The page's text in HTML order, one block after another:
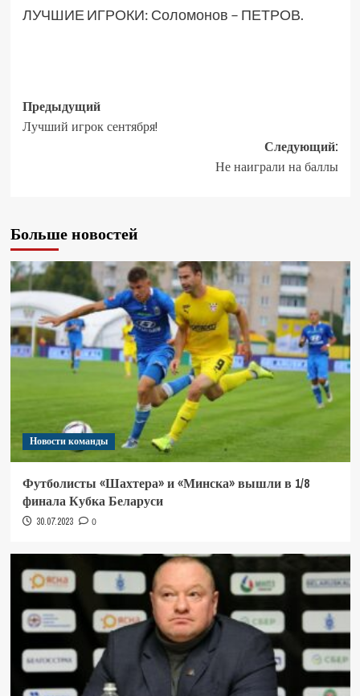
ЛУЧШИЕ ИГРОКИ: Соломонов – ПЕТРОВ.
Предыдущий
Лучший игрок сентября!
Следующий:
Не наиграли на баллы
Больше новостей
Новости команды
Футболисты «Шахтера» и «Минска» вышли в 1/8
финала Кубка Беларуси
30.07.2023 0